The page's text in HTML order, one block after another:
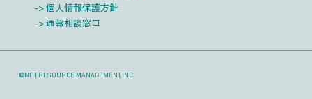
個人情報保護方針
通報相談窓口
©NET RESOURCE MANAGEMENT,INC.